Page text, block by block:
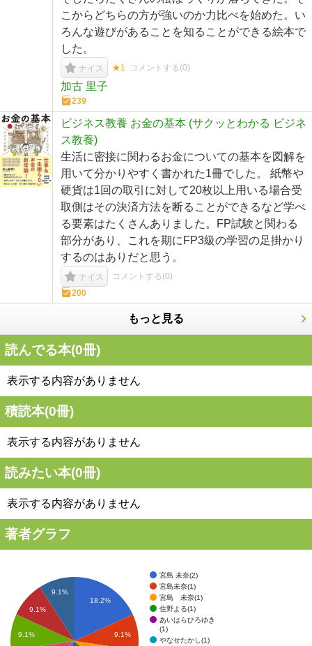
こからどちらの方が強いのか力比べを始めた。い
ろんな遊びがあることを知ることができる絵本で
した。
ナイス ★1 コメントする(0)
加古 里子
239
ビジネス教養 お金の基本 (サクッとわかる ビジネ
ス教養)
生活に密接に関わるお金についての基本を図解を
用いて分かりやすく書かれた1冊でした。 紙幣や
硬貨は1回の取引に対して20枚以上用いる場合受
取側はその決済方法を断ることができるなど学べ
る要素はたくさんありました。FP試験と関わる
部分があり、これを期にFP3級の学習の足掛かり
するのはありだと思う。
ナイス コメントする(0)
200
もっと見る
読んでる本(0冊)
表示する内容がありません
積読本(0冊)
表示する内容がありません
読みたい本(0冊)
表示する内容がありません
著者グラフ
宮島 未奈(2)
宮島未奈(1)
宮島 未奈(1)
住野よる(1)
あいはらひろゆき
(1)
やなせたかし(1)
18.2%
9.1%
9.1%
9.1%
9.1%